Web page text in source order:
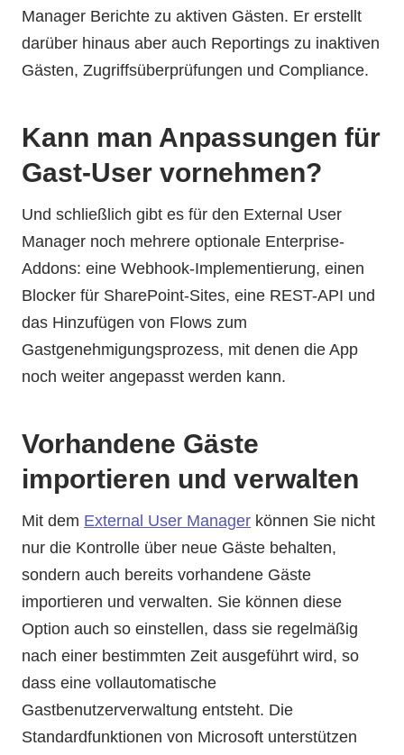
Manager Berichte zu aktiven Gästen. Er erstellt
darüber hinaus aber auch Reportings zu inaktiven
Gästen, Zugriffsüberprüfungen und Compliance.
Kann man Anpassungen für
Gast-User vornehmen?
Und schließlich gibt es für den External User
Manager noch mehrere optionale Enterprise-
Addons: eine Webhook-Implementierung, einen
Blocker für SharePoint-Sites, eine REST-API und
das Hinzufügen von Flows zum
Gastgenehmigungsprozess, mit denen die App
noch weiter angepasst werden kann.
Vorhandene Gäste
importieren und verwalten
Mit dem External User Manager können Sie nicht
nur die Kontrolle über neue Gäste behalten,
sondern auch bereits vorhandene Gäste
importieren und verwalten. Sie können diese
Option auch so einstellen, dass sie regelmäßig
nach einer bestimmten Zeit ausgeführt wird, so
dass eine vollautomatische
Gastbenutzerverwaltung entsteht. Die
Standardfunktionen von Microsoft unterstützen